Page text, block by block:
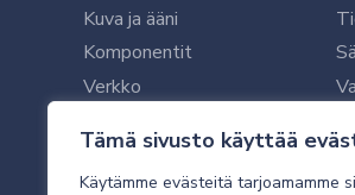
Tämä sivusto käyttää
Käytämme evästeitä tarjoamamme
Kuva ja ääni
Komponentit
Verkko
Oheislaitteet